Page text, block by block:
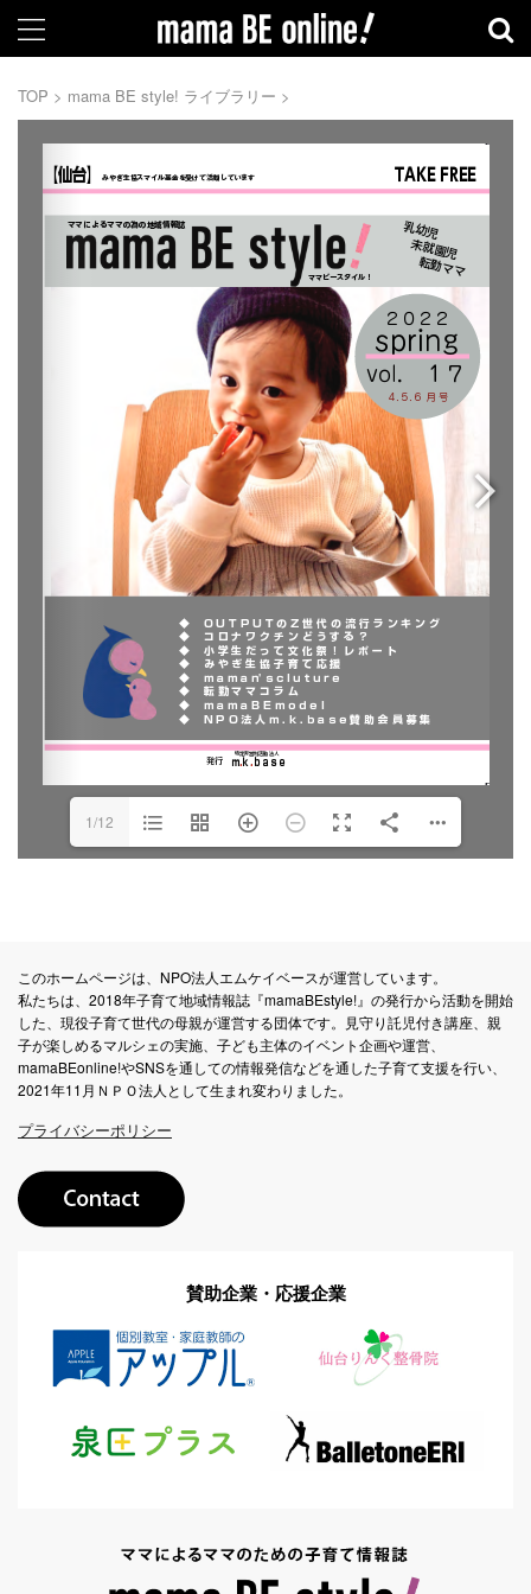
TOP > mama BE style! ライブラリー >
1/12
このホームページは、NPO法人エムケイベースが運営しています。
私たちは、2018年子育て地域情報誌『mamaBEstyle!』の発行から活動を開始
した、現役子育て世代の母親が運営する団体です。見守り託児付き講座、親
子が楽しめるマルシェの実施、子ども主体のイベント企画や運営、
mamaBEonline!やSNSを通しての情報発信などを通した子育て支援を行い、
2021年11月ＮＰＯ法人として生まれ変わりました。
プライバシーポリシー
賛助企業・応援企業